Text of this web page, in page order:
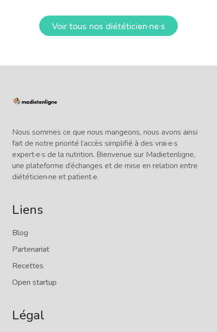
Voir tous nos diététicien·ne·s
Nous sommes ce que nous mangeons, nous avons ainsi
fait de notre priorité l’accès simplifié à des vrai·e·s
expert·e·s de la nutrition. Bienvenue sur Madietenligne,
une plateforme d’échanges et de mise en relation entre
diététicien·ne et patient·e.
Liens
Blog
Partenariat
Recettes
Open startup
Légal